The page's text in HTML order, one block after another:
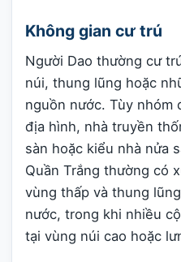
Không gian cư trú
Người Dao thường cư
núi, thung lũng hoặc
nguồn nước. Tùy nhóm
địa hình, nhà truyền
sàn hoặc kiểu nhà nửa
Quần Trắng thường có
vùng thấp và thung
nước, trong khi nhiều
tại vùng núi cao hoặc